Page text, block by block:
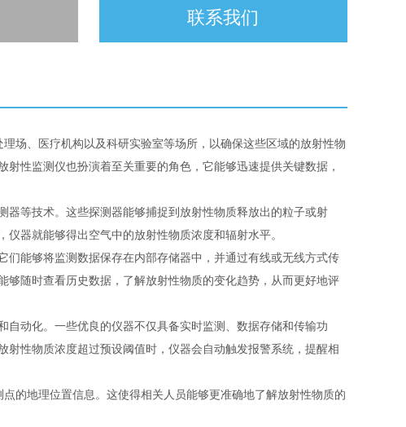
联系我们
场、医疗机构以及科研实验室等场所，以确保这些区域的放射性物
性监测仪也扮演着至关重要的角色，它能够迅速提供关键数据，
等技术。这些探测器能够捕捉到放射性物质释放出的粒子或射
器就能够得出空气中的放射性物质浓度和辐射水平。
能够将监测数据保存在内部存储器中，并通过有线或无线方式传
随时查看历史数据，了解放射性物质的变化趋势，从而更好地评
动化。一些优良的仪器不仅具备实时监测、数据存储和传输功
性物质浓度超过预设阈值时，仪器会自动触发报警系统，提醒相
的地理位置信息。这使得相关人员能够更准确地了解放射性物质的